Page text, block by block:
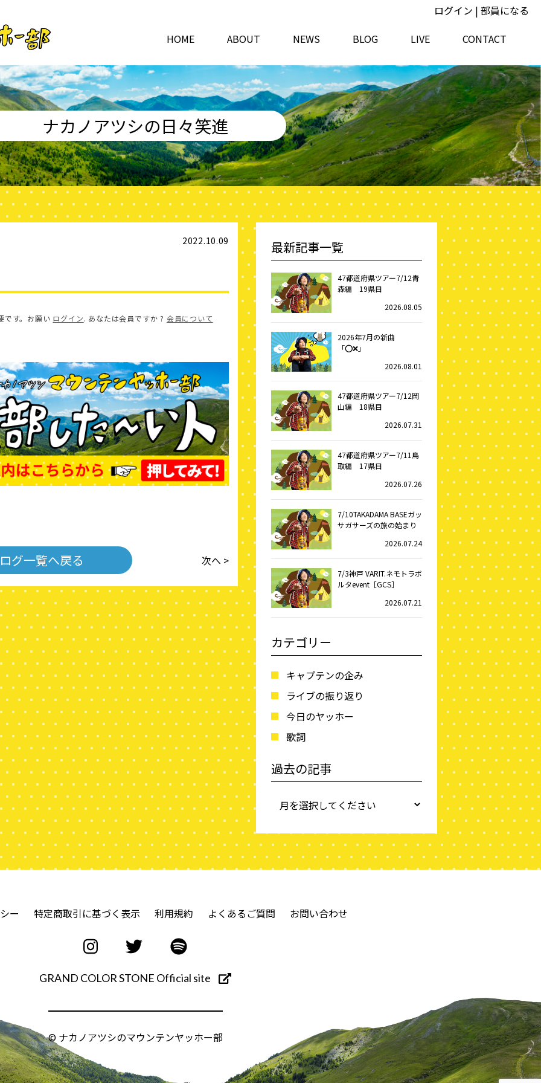
ログイン | 部員になる
HOME
ABOUT NEWS BLOG LIVE CONTACT
ナカノアツシの日々笑進
2022.10.09
です。お願い ログイン. あなたは会員ですか ? 会員について
グ一覧へ戻る 次へ >
最新記事一覧
47都道府県ツアー7/12青
森編 19県目
2026.08.05
2026年7月の新曲
「⭕️❌」
2026.08.01
47都道府県ツアー7/12岡
山編 18県目
2026.07.31
47都道府県ツアー7/11鳥
取編 17県目
2026.07.26
7/10TAKADAMA BASEガッ
サガサーズの旅の始まり
2026.07.24
7/3神戸 VARIT.ネモトラボ
ルタevent［GCS］
2026.07.21
カテゴリー
キャプテンの企み
ライブの振り返り
今日のヤッホー
歌詞
過去の記事
ー 特定商取引に基づく表示 利用規約 よくあるご質問 お問い合わせ
GRAND COLOR STONE Official site
© ナカノアツシのマウンテンヤッホー部